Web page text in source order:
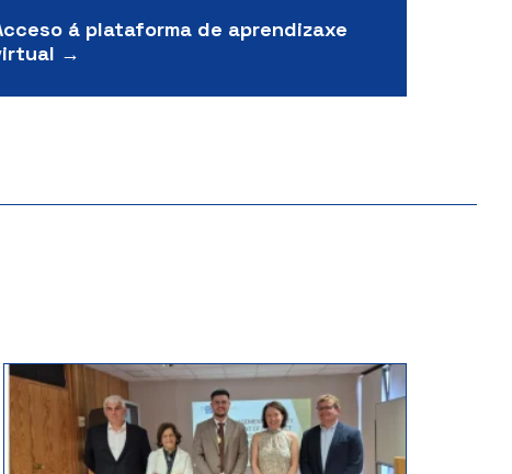
á plataforma de aprendizaxe
→